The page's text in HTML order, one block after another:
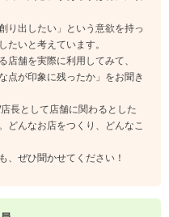
。将来の社員食堂店舗運営
す。
衛生の指導、商品の開発業
り出したい」という意欲を持っ
たいと考えています。
店舗を実際に利用してみて、
点が印象に残ったか」をお聞き
長として店舗に関わるとした
どんなお店をつくり、どんなこ
、ぜひ聞かせてください！